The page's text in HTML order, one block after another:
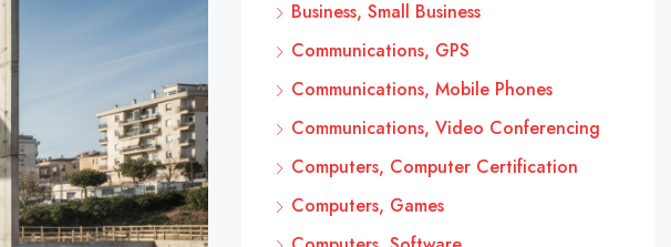
Business, Small Business
Communications, GPS
Communications, Mobile Phones
Communications, Video Conferencing
Computers, Computer Certification
Computers, Games